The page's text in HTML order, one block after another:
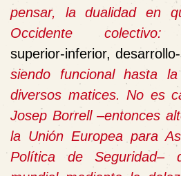
pensar, la dualidad en
Occidente
superior-inferior,
siendo funcional hasta
diversos matices. No es
Josep Borrell‒entonces
la Unión Europea para
Política de Seguridad‒